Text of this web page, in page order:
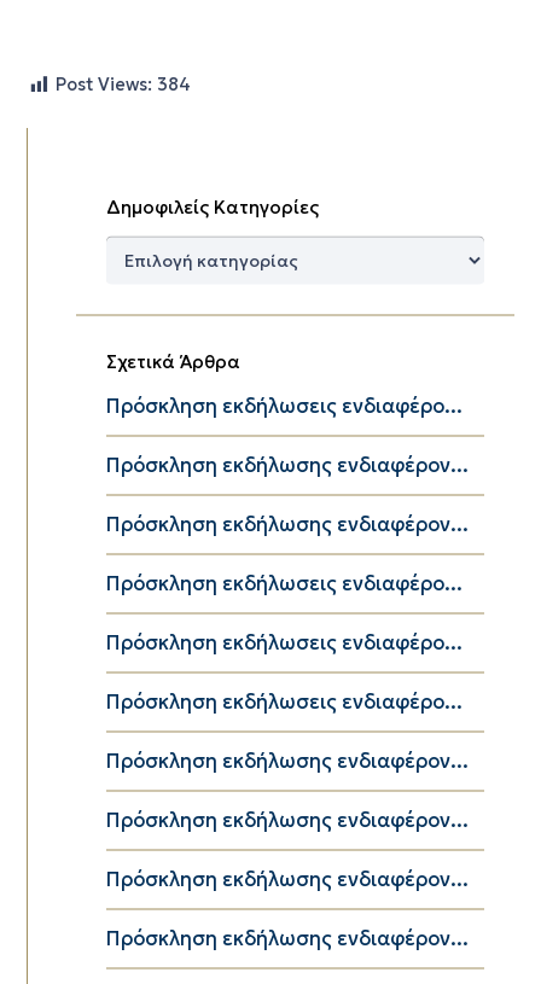
Post Views: 384
Δημοφιλείς Κατηγορίες
Δημοφιλείς
Σχετικά Άρθρα
Πρόσκληση εκδήλωσεις ενδιαφέρο...
Πρόσκληση εκδήλωσης ενδιαφέρον...
Πρόσκληση εκδήλωσης ενδιαφέρον...
Πρόσκληση εκδήλωσεις ενδιαφέρο...
Πρόσκληση εκδήλωσεις ενδιαφέρο...
Πρόσκληση εκδήλωσεις ενδιαφέρο...
Πρόσκληση εκδήλωσης ενδιαφέρον...
Πρόσκληση εκδήλωσης ενδιαφέρον...
Πρόσκληση εκδήλωσης ενδιαφέρον...
Πρόσκληση εκδήλωσης ενδιαφέρον...